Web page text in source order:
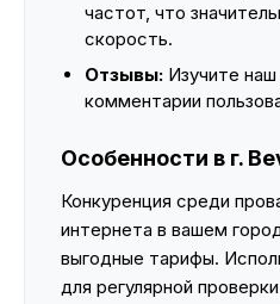
частот, что
скорость.
Отзывы: Изучите наш
комментарии
Особенности в г.
Конкуренция среди
интернета в вашем
выгодные тарифы.
для регулярной